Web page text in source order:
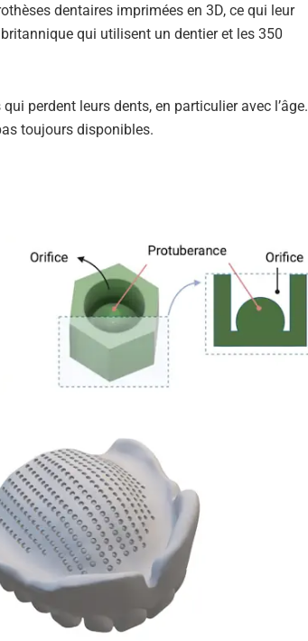
dentaires imprimées en 3D, ce qui leur
qui utilisent un dentier et les 350
perdent leurs dents, en particulier avec l’âge.
toujours disponibles.